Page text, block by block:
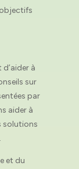
à
sur
par
aider à
solutions
et du